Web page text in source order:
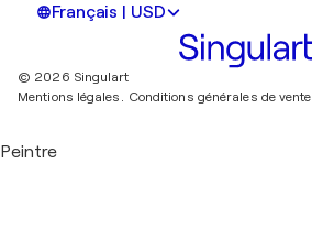
Français | USD
© 2026 Singulart
Mentions légales.
Conditions générales de vente
Peintre